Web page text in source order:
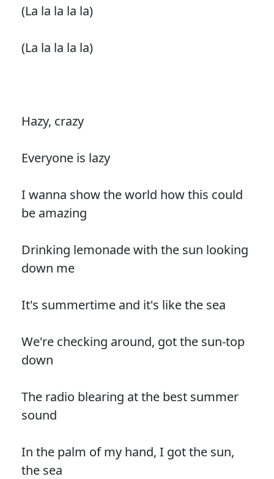
(La la la la la)
(La la la la la)
Hazy, crazy
Everyone is lazy
I wanna show the world how this could
be amazing
Drinking lemonade with the sun looking
down me
It's summertime and it's like the sea
We're checking around, got the sun-top
down
The radio blearing at the best summer
sound
In the palm of my hand, I got the sun,
the sea